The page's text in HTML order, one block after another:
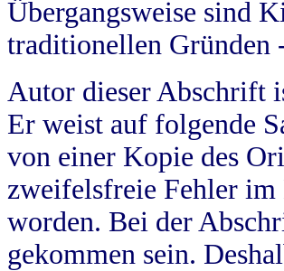
Übergangsweise sind
traditionellen Gründen
Autor dieser Abschrift
Er weist auf folgende
von einer Kopie des
zweifelsfreie Fehler
worden. Bei der
gekommen sein.